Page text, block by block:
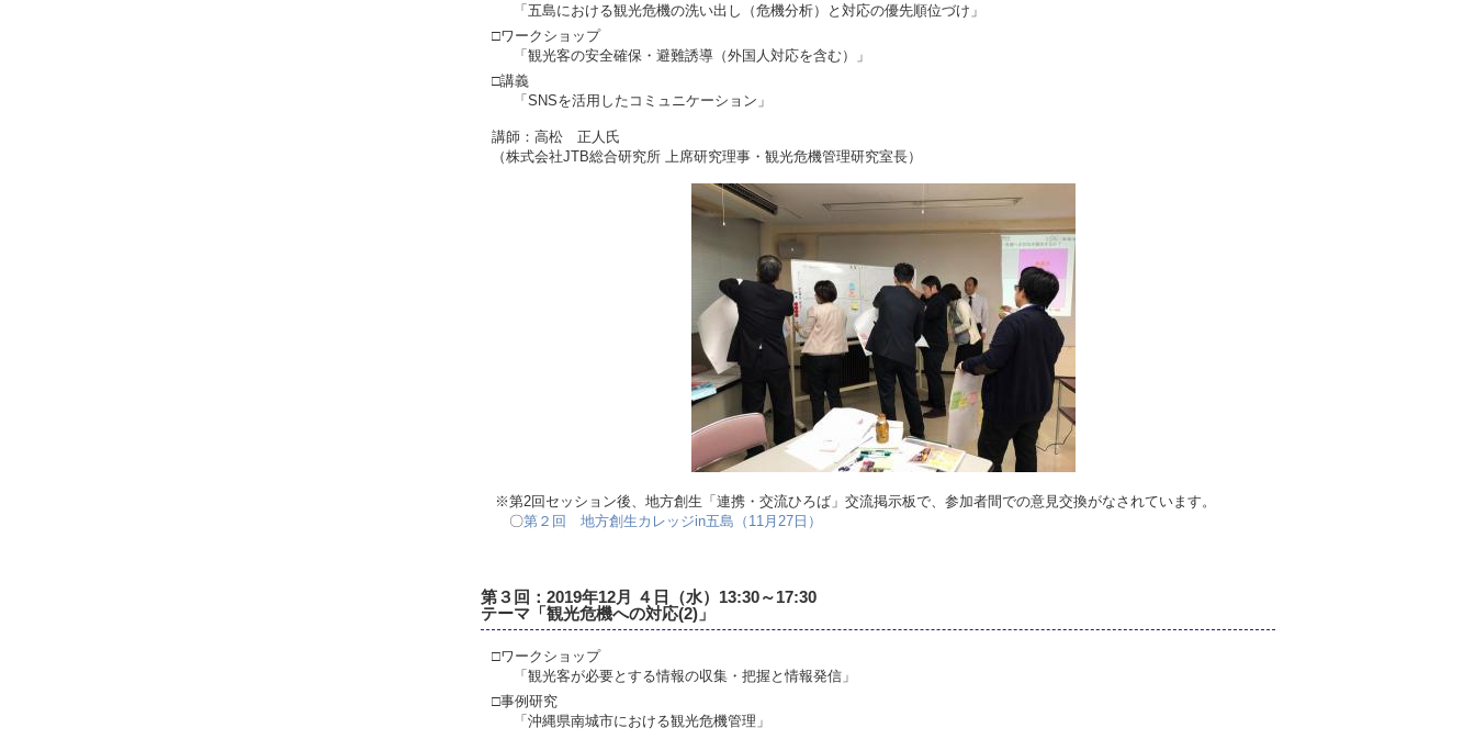
「五島における観光危機の洗い出し（危機分析）と対応の優先順位づけ」
□ワークショップ
「観光客の安全確保・避難誘導（外国人対応を含む）」
□講義
「SNSを活用したコミュニケーション」
講師：高松 正人氏
（株式会社JTB総合研究所 上席研究理事・観光危機管理研究室長）
※第2回セッション後、地方創生「連携・交流ひろば」交流掲示板で、参加者間での意見交換がなされています。
〇第２回 地方創生カレッジin五島（11月27日）
第３回：2019年12月 ４日（水）13:30～17:30
テーマ「観光危機への対応(2)」
□ワークショップ
「観光客が必要とする情報の収集・把握と情報発信」
□事例研究
「沖縄県南城市における観光危機管理」